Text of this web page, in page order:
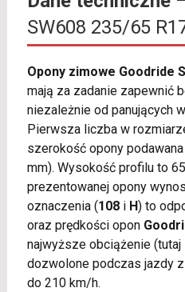
SW608 235/65
Opony zimowe Goodride
mają za zadanie zapewnić
niezależnie od panujących
Pierwsza liczba w
szerokość opony
mm). Wysokość profilu to
prezentowanej opony
oznaczenia (108i H) to
oraz prędkości opon
najwyższe obciążenie (tutaj
dozwolone podczas jazdy
do 210 km/h.